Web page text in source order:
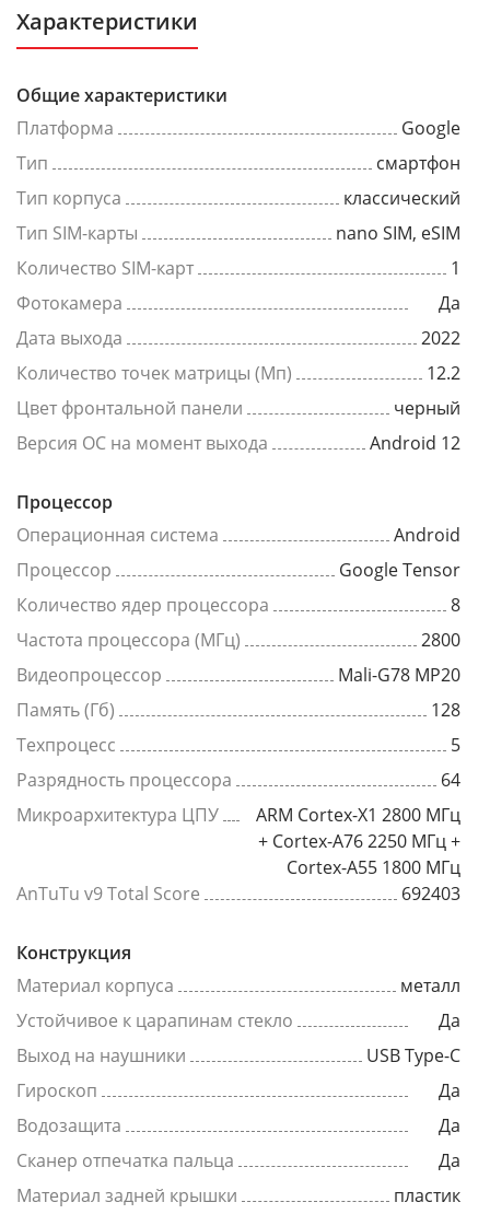
Характеристики
Общие характеристики
Платформа
Google
Тип
смартфон
Тип корпуса
классический
Тип SIM-карты
nano SIM, eSIM
Количество SIM-карт
1
Фотокамера
Да
Дата выхода
2022
Количество точек матрицы (Мп)
12.2
Цвет фронтальной панели
черный
Версия ОС на момент выхода
Android 12
Процессор
Операционная система
Android
Процессор
Google Tensor
Количество ядер процессора
8
Частота процессора (МГц)
2800
Видеопроцессор
Mali-G78 MP20
Память (Гб)
128
Техпроцесс
5
Разрядность процессора
64
Микроархитектура ЦПУ
ARM Cortex-X1 2800 МГц
+ Cortex-A76 2250 МГц +
Cortex-A55 1800 МГц
AnTuTu v9 Total Score
692403
Конструкция
Материал корпуса
металл
Устойчивое к царапинам стекло
Да
Выход на наушники
USB Type-C
Гироскоп
Да
Водозащита
Да
Сканер отпечатка пальца
Да
Материал задней крышки
пластик